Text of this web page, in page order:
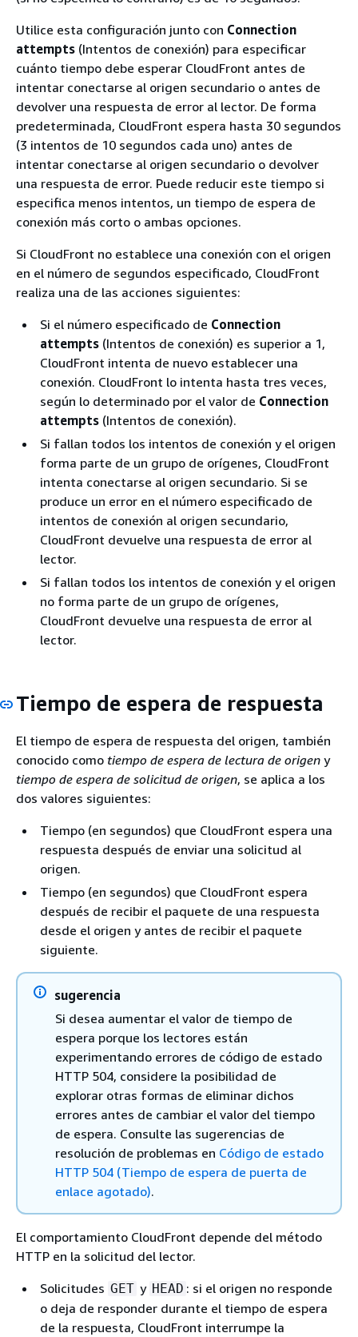
Utilice esta configuración junto con Connection
attempts (Intentos de conexión) para especificar
cuánto tiempo debe esperar CloudFront antes de
intentar conectarse al origen secundario o antes de
devolver una respuesta de error al lector. De forma
predeterminada, CloudFront espera hasta 30 segundos
(3 intentos de 10 segundos cada uno) antes de
intentar conectarse al origen secundario o devolver
una respuesta de error. Puede reducir este tiempo si
especifica menos intentos, un tiempo de espera de
conexión más corto o ambas opciones.
Si CloudFront no establece una conexión con el origen
en el número de segundos especificado, CloudFront
realiza una de las acciones siguientes:
Si el número especificado de Connection
attempts (Intentos de conexión) es superior a 1,
CloudFront intenta de nuevo establecer una
conexión. CloudFront lo intenta hasta tres veces,
según lo determinado por el valor de Connection
attempts (Intentos de conexión).
Si fallan todos los intentos de conexión y el origen
forma parte de un grupo de orígenes, CloudFront
intenta conectarse al origen secundario. Si se
produce un error en el número especificado de
intentos de conexión al origen secundario,
CloudFront devuelve una respuesta de error al
lector.
Si fallan todos los intentos de conexión y el origen
no forma parte de un grupo de orígenes,
CloudFront devuelve una respuesta de error al
lector.
Tiempo de espera de respuesta
El tiempo de espera de respuesta del origen, también
conocido como tiempo de espera de lectura de origen y
tiempo de espera de solicitud de origen, se aplica a los
dos valores siguientes:
Tiempo (en segundos) que CloudFront espera una
respuesta después de enviar una solicitud al
origen.
Tiempo (en segundos) que CloudFront espera
después de recibir el paquete de una respuesta
desde el origen y antes de recibir el paquete
siguiente.
sugerencia
Si desea aumentar el valor de tiempo de
espera porque los lectores están
experimentando errores de código de estado
HTTP 504, considere la posibilidad de
explorar otras formas de eliminar dichos
errores antes de cambiar el valor del tiempo
de espera. Consulte las sugerencias de
resolución de problemas en Código de estado
HTTP 504 (Tiempo de espera de puerta de
enlace agotado).
El comportamiento CloudFront depende del método
HTTP en la solicitud del lector.
Solicitudes GET y HEAD : si el origen no responde
o deja de responder durante el tiempo de espera
de la respuesta, CloudFront interrumpe la